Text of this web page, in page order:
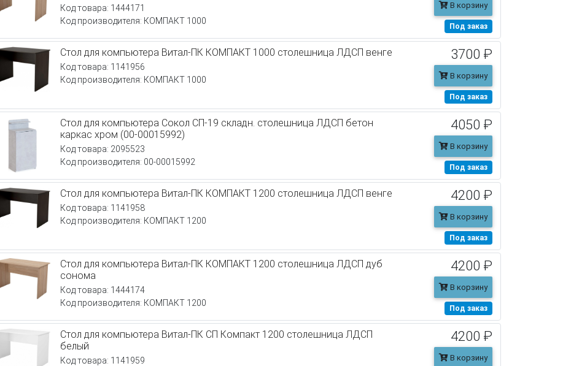
Код товара: 1444171
Код производителя: КОМПАКТ 1000
В корзину
Под заказ
Стол для компьютера Витал-ПК КОМПАКТ 1000 столешница ЛДСП венге
Код товара: 1141956
Код производителя: КОМПАКТ 1000
3700 ₽
В корзину
Под заказ
Стол для компьютера Сокол СП-19 складн. столешница ЛДСП бетон
каркас хром (00-00015992)
Код товара: 2095523
Код производителя: 00-00015992
4050 ₽
В корзину
Под заказ
Стол для компьютера Витал-ПК КОМПАКТ 1200 столешница ЛДСП венге
Код товара: 1141958
Код производителя: КОМПАКТ 1200
4200 ₽
В корзину
Под заказ
Стол для компьютера Витал-ПК КОМПАКТ 1200 столешница ЛДСП дуб
сонома
Код товара: 1444174
Код производителя: КОМПАКТ 1200
4200 ₽
В корзину
Под заказ
Стол для компьютера Витал-ПК СП Компакт 1200 столешница ЛДСП
белый
Код товара: 1141959
4200 ₽
В корзину